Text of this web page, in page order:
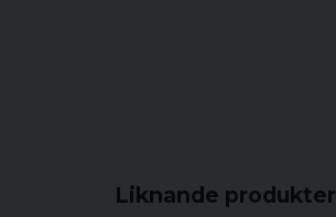
Liknande produkter